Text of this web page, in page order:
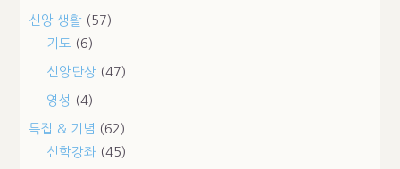
신앙 생활 (57)
기도 (6)
신앙단상 (47)
영성 (4)
특집 & 기념 (62)
신학강좌 (45)